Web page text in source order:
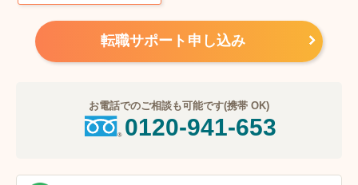
転職サポート申し込み
お電話でのご相談も可能です(携帯 OK)
0120-941-653